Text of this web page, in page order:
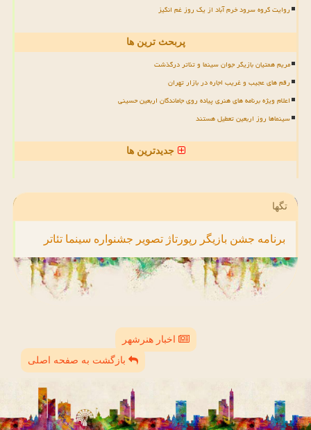
روایت گروه سرود خرم آباد از یک روز غم انگیز
پربحث ترین ها
مریم همتیان بازیگر جوان سینما و تئاتر درگذشت
رقم های عجیب و غریب اجاره در بازار تهران
اعلام ویژه برنامه های هنری پیاده روی جاماندگان اربعین حسینی
سینماها روز اربعین تعطیل هستند
جدیدترین ها
تگها
برنامه جشن بازیگر رپورتاژ تصویر جشنواره سینما تئاتر
اخبار هنرشهر
بازگشت به صفحه اصلی